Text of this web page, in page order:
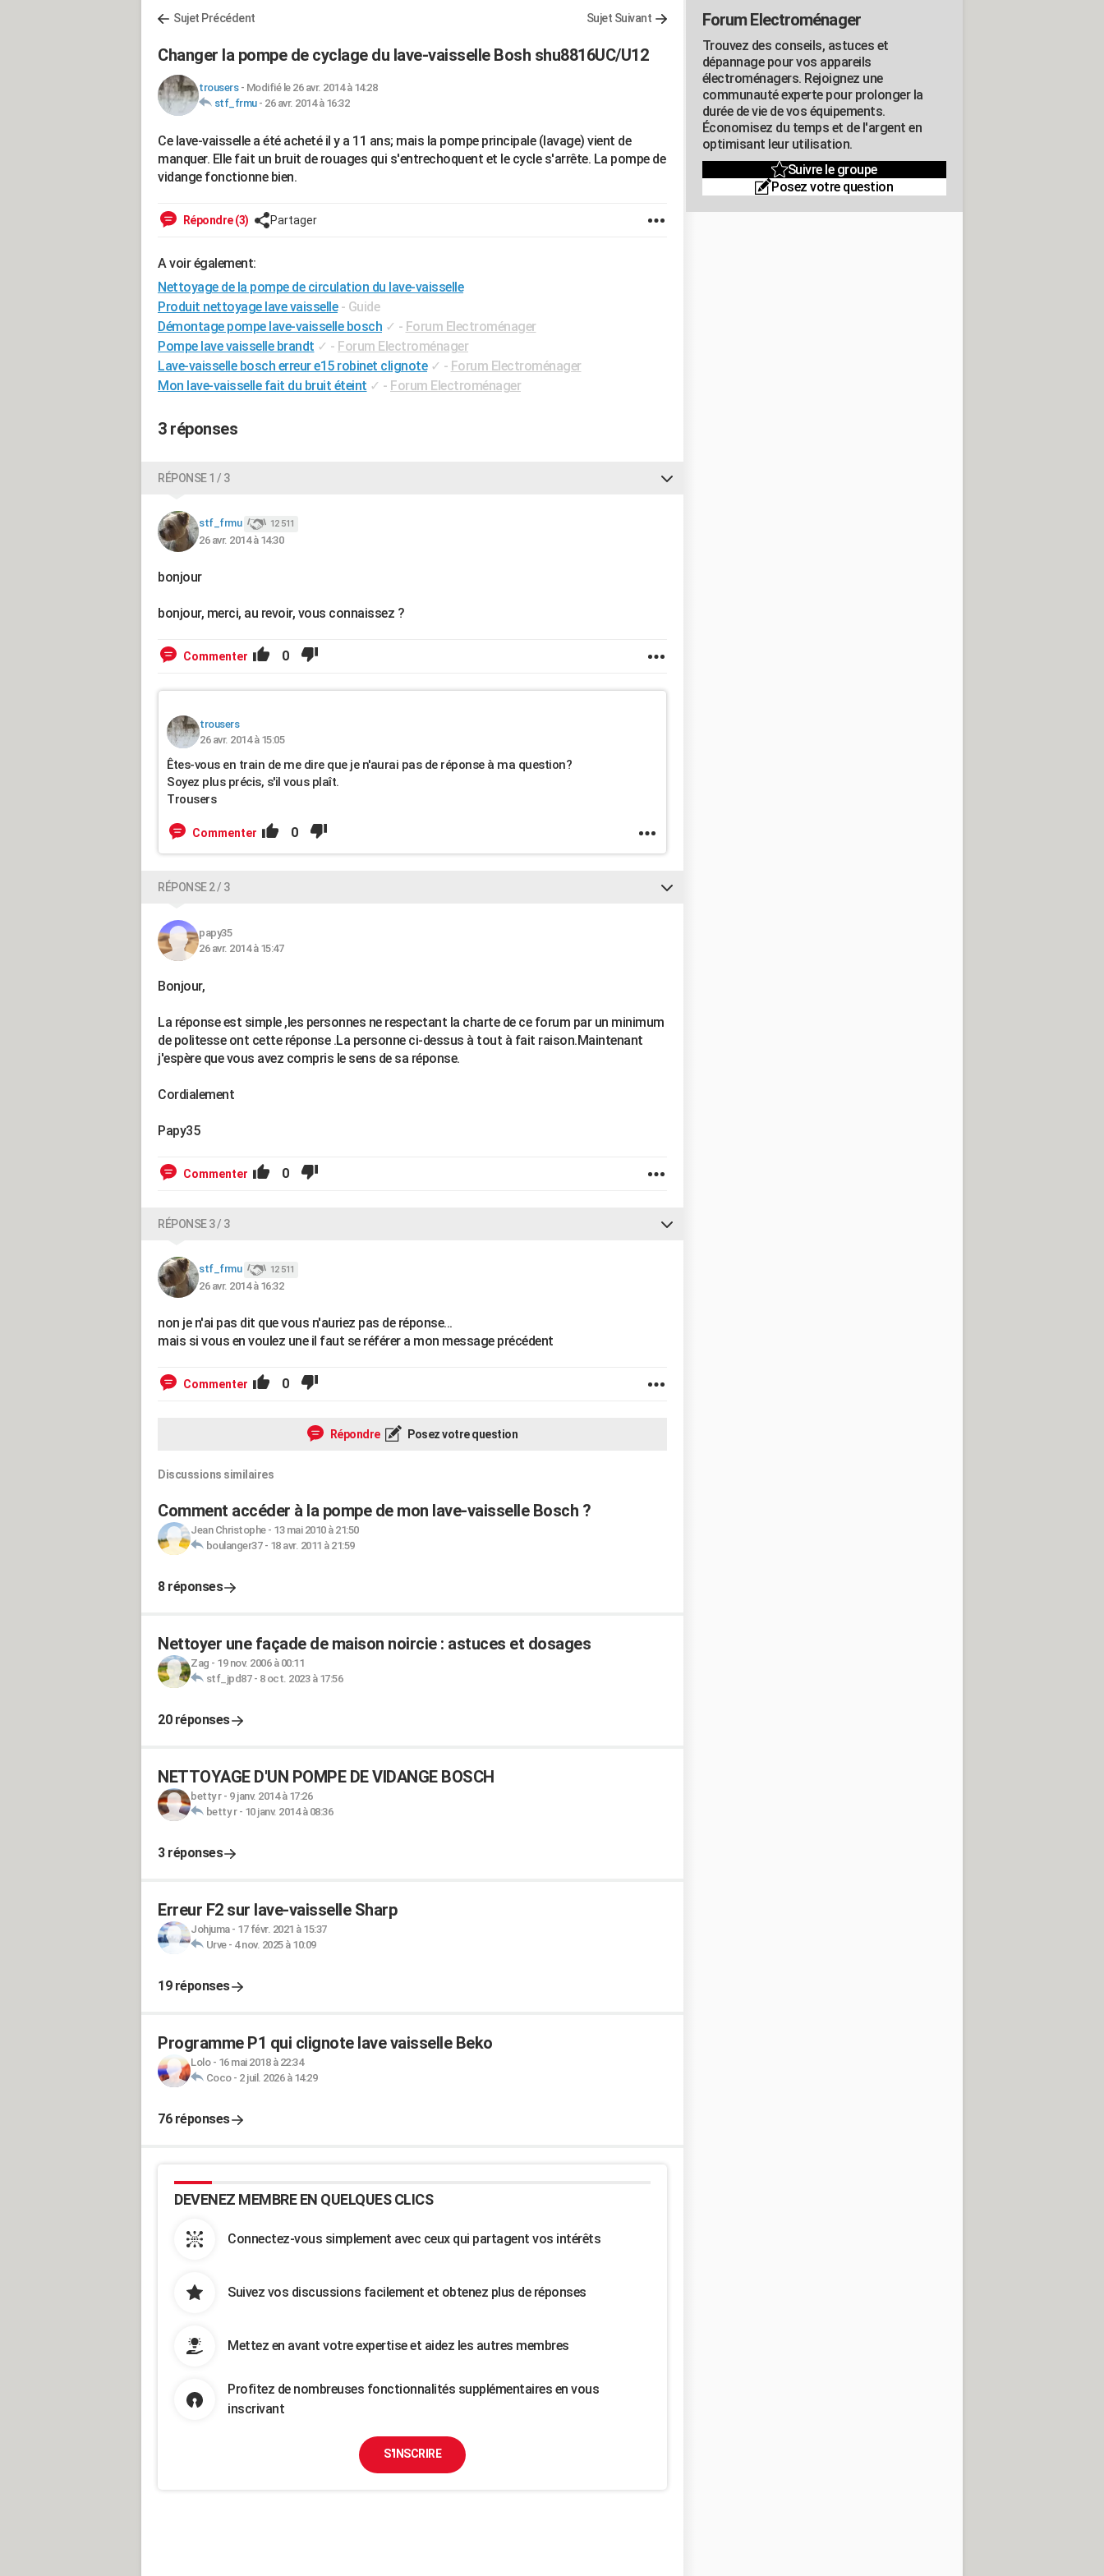
Sujet Précédent Sujet Suivant
Changer la pompe de cyclage du lave-vaisselle Bosh shu8816UC/U12
trousers- Modifié le 26 avr. 2014 à 14:28
stf_frmu- 26 avr. 2014 à 16:32
Ce lave-vaisselle a été acheté il y a 11 ans; mais la pompe principale (lavage) vient de
manquer. Elle fait un bruit de rouages qui s'entrechoquent et le cycle s'arrête. La pompe de
vidange fonctionne bien.
Répondre (3) Partager
A voir également:
Nettoyage de la pompe de circulation du lave-vaisselle
Produit nettoyage lave vaisselle - Guide
Démontage pompe lave-vaisselle bosch ✓ - Forum Electroménager
Pompe lave vaisselle brandt ✓ - Forum Electroménager
Lave-vaisselle bosch erreur e15 robinet clignote ✓ - Forum Electroménager
Mon lave-vaisselle fait du bruit éteint ✓ - Forum Electroménager
3 réponses
RÉPONSE 1 / 3
stf_frmu 12 511
26 avr. 2014 à 14:30
bonjour
bonjour, merci, au revoir, vous connaissez ?
Commenter 0
trousers
26 avr. 2014 à 15:05
Êtes-vous en train de me dire que je n'aurai pas de réponse à ma question?
Soyez plus précis, s'il vous plaît.
Trousers
Commenter 0
RÉPONSE 2 / 3
papy35
26 avr. 2014 à 15:47
Bonjour,
La réponse est simple ,les personnes ne respectant la charte de ce forum par un minimum
de politesse ont cette réponse .La personne ci-dessus à tout à fait raison.Maintenant
j'espère que vous avez compris le sens de sa réponse.
Cordialement
Papy35
Commenter 0
RÉPONSE 3 / 3
stf_frmu 12 511
26 avr. 2014 à 16:32
non je n'ai pas dit que vous n'auriez pas de réponse...
mais si vous en voulez une il faut se référer a mon message précédent
Commenter 0
Répondre Posez votre question
Discussions similaires
Comment accéder à la pompe de mon lave-vaisselle Bosch ?
Jean Christophe- 13 mai 2010 à 21:50
boulanger37- 18 avr. 2011 à 21:59
8 réponses
Nettoyer une façade de maison noircie : astuces et dosages
Zag - 19 nov. 2006 à 00:11
stf_jpd87- 8 oct. 2023 à 17:56
20 réponses
NETTOYAGE D'UN POMPE DE VIDANGE BOSCH
betty r- 9 janv. 2014 à 17:26
betty r- 10 janv. 2014 à 08:36
3 réponses
Erreur F2 sur lave-vaisselle Sharp
Johjuma- 17 févr. 2021 à 15:37
Urve- 4 nov. 2025 à 10:09
19 réponses
Programme P1 qui clignote lave vaisselle Beko
Lolo- 16 mai 2018 à 22:34
Coco- 2 juil. 2026 à 14:29
76 réponses
DEVENEZ MEMBRE EN QUELQUES CLICS
Connectez-vous simplement avec ceux qui partagent vos intérêts
Suivez vos discussions facilement et obtenez plus de réponses
Mettez en avant votre expertise et aidez les autres membres
Profitez de nombreuses fonctionnalités supplémentaires en vous
inscrivant
S'INSCRIRE
Forum Electroménager
Trouvez des conseils, astuces et
dépannage pour vos appareils
électroménagers. Rejoignez une
communauté experte pour prolonger la
durée de vie de vos équipements.
Économisez du temps et de l'argent en
optimisant leur utilisation.
Suivre le groupe
Posez votre question